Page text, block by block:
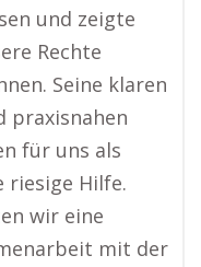
und zeigte
Rechte
Seine klaren
praxisnahen
für uns als
riesige Hilfe.
wir eine
mit der